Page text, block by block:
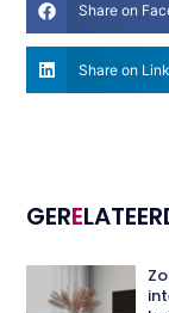
Share on
Share on
GERE